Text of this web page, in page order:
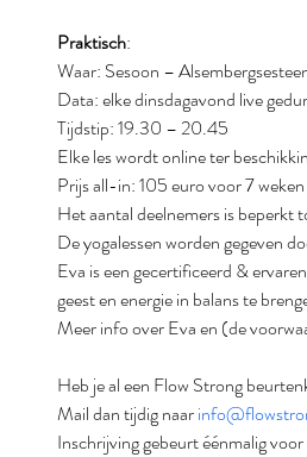
Praktisch:
Waar: Sesoon –
Data: elke dinsdagavond live
Tijdstip: 19.30 – 20.45
Elke les wordt online ter
Prijs all-in: 105 euro voor 7 weken
Het aantal deelnemers is beperkt
De yogalessen worden gegeven
Eva is een gecertificeerd &
geest en energie in balans te
Meer info over Eva en (de
Heb je al een Flow Strong
Mail dan tijdig naar
Inschrijving gebeurt éénmalig